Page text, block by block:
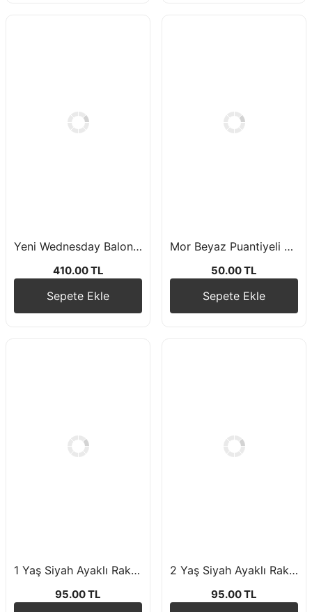
Yeni Wednesday Balon Zincir Seti
410.00 TL
Sepete Ekle
Mor Beyaz Puantiyeli Peçete 16 Adet 33*33 cm
50.00 TL
Sepete Ekle
1 Yaş Siyah Ayaklı Rakam Folyo Balon
95.00 TL
2 Yaş Siyah Ayaklı Rakam Folyo Balon
95.00 TL